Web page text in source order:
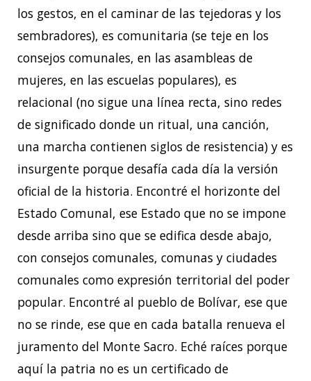
los gestos, en el caminar de las tejedoras y los
sembradores), es comunitaria (se teje en los
consejos comunales, en las asambleas de
mujeres, en las escuelas populares), es
relacional (no sigue una línea recta, sino redes
de significado donde un ritual, una canción,
una marcha contienen siglos de resistencia) y es
insurgente porque desafía cada día la versión
oficial de la historia. Encontré el horizonte del
Estado Comunal, ese Estado que no se impone
desde arriba sino que se edifica desde abajo,
con consejos comunales, comunas y ciudades
comunales como expresión territorial del poder
popular. Encontré al pueblo de Bolívar, ese que
no se rinde, ese que en cada batalla renueva el
juramento del Monte Sacro. Eché raíces porque
aquí la patria no es un certificado de